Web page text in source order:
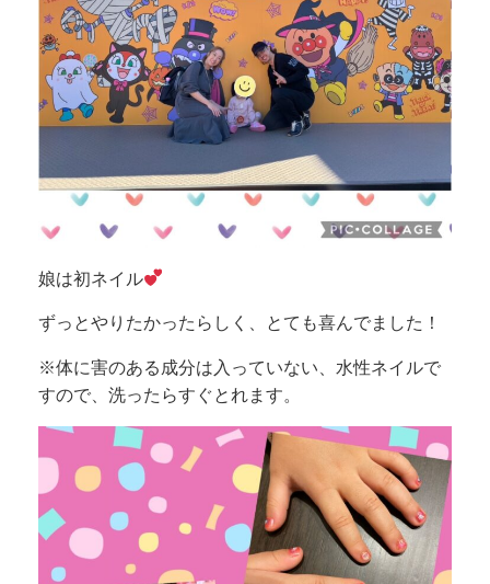
娘は初ネイル
ずっとやりたかったらしく、とても喜んでました！
※体に害のある成分は入っていない、水性ネイルで
すので、洗ったらすぐとれます。